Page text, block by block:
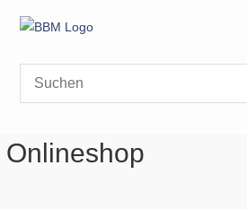
Inhalt
Onlineshop